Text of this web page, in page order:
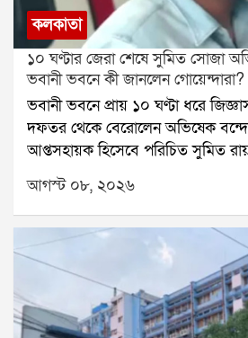
কলকাতা
১০ ঘণ্টার জেরা শেষে সুমিত সোজা
ভবানী ভবনে কী জানলেন গোয়েন্দারা?
ভবানী ভবনে প্রায় ১০ ঘণ্টা ধরে
দফতর থেকে বেরোলেন অভিষেক
আপ্তসহায়ক হিসেবে পরিচিত সুমিত
নির্ধারিত সময়ের কয়েক মিনিট আগেই
পৌঁছেছিলেন তিনি। দীর্ঘ জেরার পর
বেরিয়ে সোজা চলে যান অভিষেক
বাড়িতে। তবে জেরায় সুমিতের কাছ
পাওয়া গেল, তা এখনও প্রকাশ্যে
করা হয়েছে কি না, তা-ও স্পষ্ট
শালবনির জমি প্রতারণার মামলায়
নোটিস পাঠায় সিআইডি। সেই নোটিসে
আগস্ট ০৮, ২০২৬